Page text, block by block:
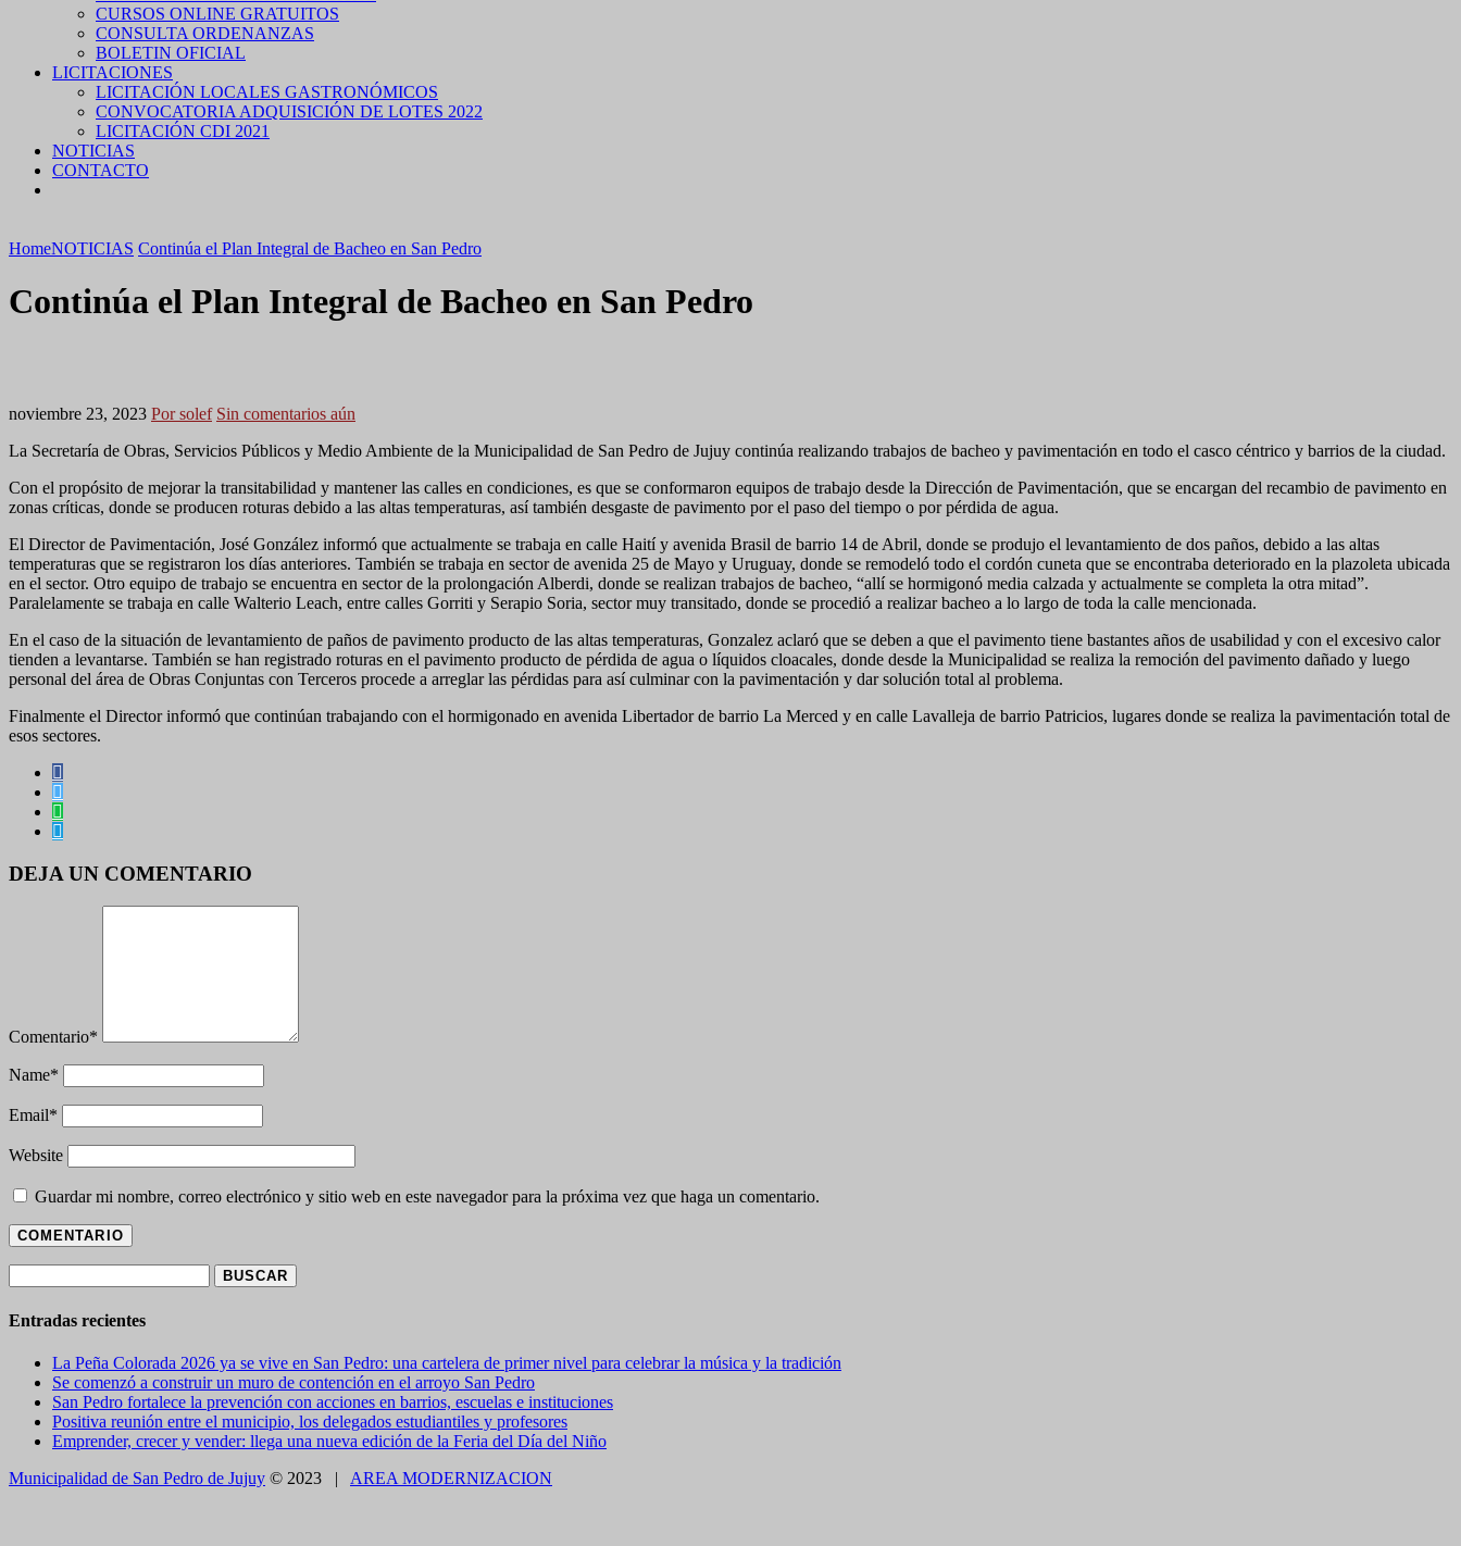
CURSOS ONLINE GRATUITOS
CONSULTA ORDENANZAS
BOLETIN OFICIAL
LICITACIONES
LICITACIÓN LOCALES GASTRONÓMICOS
CONVOCATORIA ADQUISICIÓN DE LOTES 2022
LICITACIÓN CDI 2021
NOTICIAS
CONTACTO
HomeNOTICIAS Continúa el Plan Integral de Bacheo en San Pedro
Continúa el Plan Integral de Bacheo en San Pedro
noviembre 23, 2023 Por solef Sin comentarios aún
La Secretaría de Obras, Servicios Públicos y Medio Ambiente de la Municipalidad de San Pedro de Jujuy continúa realizando trabajos de bacheo y pavimentación en todo el casco céntrico y barrios de la ciudad.
Con el propósito de mejorar la transitabilidad y mantener las calles en condiciones, es que se conformaron equipos de trabajo desde la Dirección de Pavimentación, que se encargan del recambio de pavimento en
zonas críticas, donde se producen roturas debido a las altas temperaturas, así también desgaste de pavimento por el paso del tiempo o por pérdida de agua.
El Director de Pavimentación, José González informó que actualmente se trabaja en calle Haití y avenida Brasil de barrio 14 de Abril, donde se produjo el levantamiento de dos paños, debido a las altas
temperaturas que se registraron los días anteriores. También se trabaja en sector de avenida 25 de Mayo y Uruguay, donde se remodeló todo el cordón cuneta que se encontraba deteriorado en la plazoleta ubicada
en el sector. Otro equipo de trabajo se encuentra en sector de la prolongación Alberdi, donde se realizan trabajos de bacheo, “allí se hormigonó media calzada y actualmente se completa la otra mitad”.
Paralelamente se trabaja en calle Walterio Leach, entre calles Gorriti y Serapio Soria, sector muy transitado, donde se procedió a realizar bacheo a lo largo de toda la calle mencionada.
En el caso de la situación de levantamiento de paños de pavimento producto de las altas temperaturas, Gonzalez aclaró que se deben a que el pavimento tiene bastantes años de usabilidad y con el excesivo calor
tienden a levantarse. También se han registrado roturas en el pavimento producto de pérdida de agua o líquidos cloacales, donde desde la Municipalidad se realiza la remoción del pavimento dañado y luego
personal del área de Obras Conjuntas con Terceros procede a arreglar las pérdidas para así culminar con la pavimentación y dar solución total al problema.
Finalmente el Director informó que continúan trabajando con el hormigonado en avenida Libertador de barrio La Merced y en calle Lavalleja de barrio Patricios, lugares donde se realiza la pavimentación total de
esos sectores.
DEJA UN COMENTARIO
Comentario*
Name*
Email*
Website
Guardar mi nombre, correo electrónico y sitio web en este navegador para la próxima vez que haga un comentario.
Entradas recientes
La Peña Colorada 2026 ya se vive en San Pedro: una cartelera de primer nivel para celebrar la música y la tradición
Se comenzó a construir un muro de contención en el arroyo San Pedro
San Pedro fortalece la prevención con acciones en barrios, escuelas e instituciones
Positiva reunión entre el municipio, los delegados estudiantiles y profesores
Emprender, crecer y vender: llega una nueva edición de la Feria del Día del Niño
Municipalidad de San Pedro de Jujuy © 2023 | AREA MODERNIZACION